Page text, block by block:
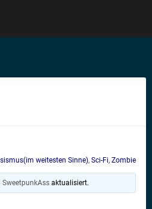
weitesten Sinne),Sci-Fi,Zombie
SweetpunkAssaktualisiert.